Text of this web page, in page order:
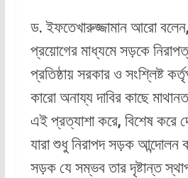
ড. ইফতেখারুজ্জামান আরো
প্রয়োগের মাধ্যমে সড়কে
প্রতিষ্ঠায় সরকার ও সংশ্লিষ্ট
কারো অনায্য দাবির কাছে
এই প্রত্যাশা করে, বিশেষ করে
যারা শুধু নিরাপদ সড়ক আন্দোলন
সড়ক যে সম্ভব তার দৃষ্টান্ত